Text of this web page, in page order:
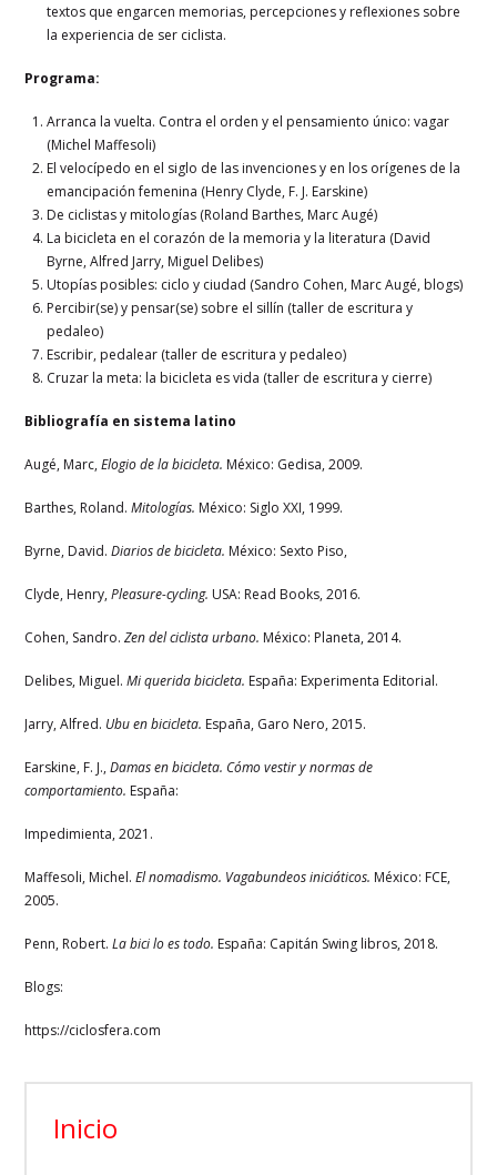
textos que engarcen memorias, percepciones y reflexiones sobre
la experiencia de ser ciclista.
Programa:
Arranca la vuelta. Contra el orden y el pensamiento único: vagar
(Michel Maffesoli)
El velocípedo en el siglo de las invenciones y en los orígenes de la
emancipación femenina (Henry Clyde, F. J. Earskine)
De ciclistas y mitologías (Roland Barthes, Marc Augé)
La bicicleta en el corazón de la memoria y la literatura (David
Byrne, Alfred Jarry, Miguel Delibes)
Utopías posibles: ciclo y ciudad (Sandro Cohen, Marc Augé, blogs)
Percibir(se) y pensar(se) sobre el sillín (taller de escritura y
pedaleo)
Escribir, pedalear (taller de escritura y pedaleo)
Cruzar la meta: la bicicleta es vida (taller de escritura y cierre)
Bibliografía en sistema latino
Augé, Marc,Elogio de la bicicleta. México: Gedisa, 2009.
Barthes, Roland.Mitologías. México: Siglo XXI, 1999.
Byrne, David.Diarios de bicicleta. México: Sexto Piso,
Clyde, Henry,Pleasure-cycling. USA: Read Books, 2016.
Cohen, Sandro.Zen del ciclista urbano. México: Planeta, 2014.
Delibes, Miguel.Mi querida bicicleta. España: Experimenta Editorial.
Jarry, Alfred. Ubu en bicicleta. España, Garo Nero, 2015.
Earskine, F. J.,Damas en bicicleta. Cómo vestir y normas de
comportamiento. España:
Impedimienta, 2021.
Maffesoli, Michel.El nomadismo. Vagabundeos iniciáticos. México: FCE,
2005.
Penn, Robert.La bici lo es todo. España: Capitán Swing libros, 2018.
Blogs:
https://ciclosfera.com
Inicio